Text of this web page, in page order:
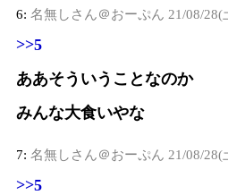
6: 名無しさん＠おーぷん 21/08/28(
>>5
ああそういうことなのか
みんな大食いやな
7: 名無しさん＠おーぷん 21/08/28(
>>5